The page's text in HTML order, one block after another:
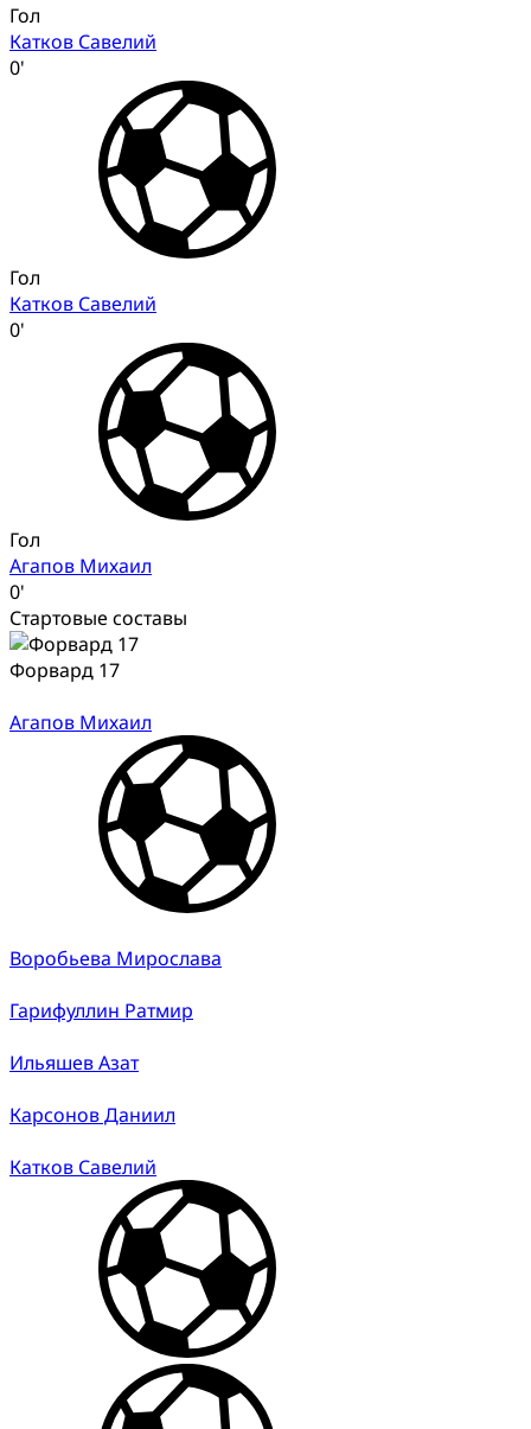
Гол
Катков Савелий
0'
Гол
Катков Савелий
0'
Гол
Агапов Михаил
0'
Стартовые составы
Форвард 17
Агапов Михаил
Воробьева Мирослава
Гарифуллин Ратмир
Ильяшев Азат
Карсонов Даниил
Катков Савелий